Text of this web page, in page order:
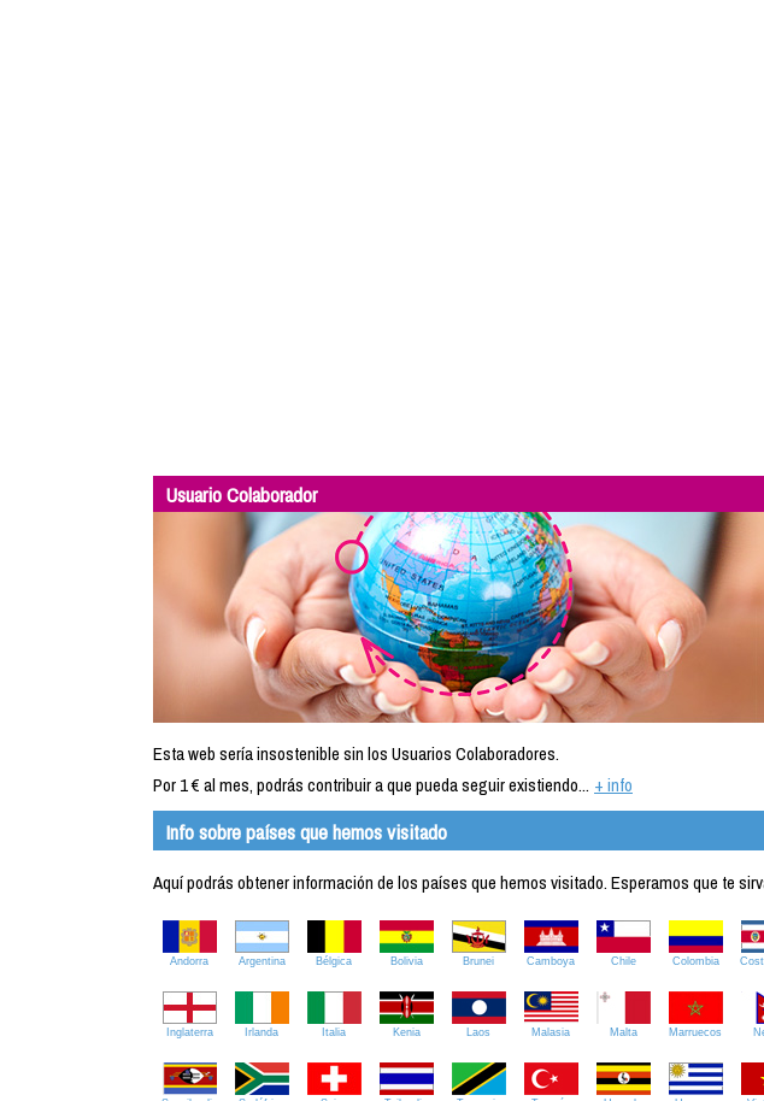
Usuario Colaborador
Esta web sería insostenible sin los Usuarios Colaboradores.
Por 1 € al mes, podrás contribuir a que pueda seguir existiendo... + info
Info sobre países que hemos visitado
Aquí podrás obtener información de los países que hemos visitado. Esperamos que te
Andorra Argentina Bélgica Bolivia Brunei Camboya Chile Colombia
Inglaterra Irlanda Italia Kenia Laos Malasia Malta Marruecos